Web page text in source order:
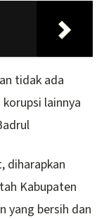
tidak ada
lainnya
diharapkan
Kabupaten
yang bersih dan